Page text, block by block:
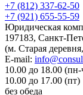
+7 (812) 337-62-50
+7 (921) 655-55-59
Юридическая
197183, Санкт-
(м. Старая
E-mail:
10.00 до 18.00 (пн-
10.00 до 17.00 (пт)
без обеда